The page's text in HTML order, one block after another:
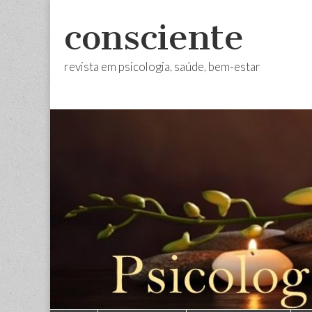
consciente
revista em psicologia, saúde, bem-estar